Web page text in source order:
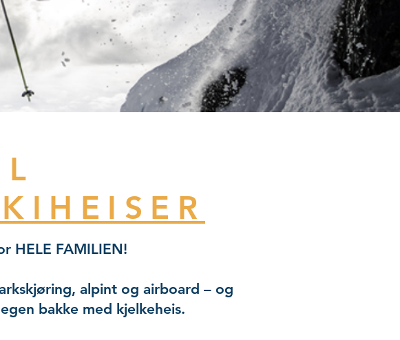
HELE FAMILIEN!
alpint og airboard – og
bakke med kjelkeheis.